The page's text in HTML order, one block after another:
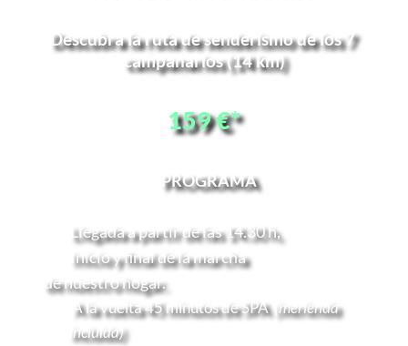
Descubra la ruta de senderismo de los 7
campanarios (14 km)
159 €*
PROGRAMA
Llegada a partir de las 14.30 h,
Inicio y final de la marcha
de nuestro hogar.
A la vuelta 45 minutos de SPA (merienda
incluida)